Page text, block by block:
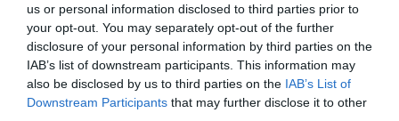
us or personal information disclosed to third parties prior to
your opt-out. You may separately opt-out of the further
disclosure of your personal information by third parties on the
IAB’s list of downstream participants. This information may
also be disclosed by us to third parties on the IAB’s List of
Downstream Participants that may further disclose it to other